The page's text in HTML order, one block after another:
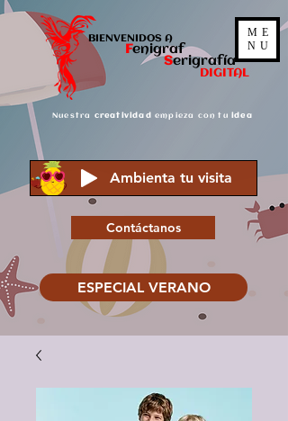
BIENVENIDOS A
Fenigraf
Serigrafía
DIGITAL
Nuestra creatividad empieza con tu idea
Ambienta tu visita
Contáctanos
ESPECIAL VERANO
ME
NU